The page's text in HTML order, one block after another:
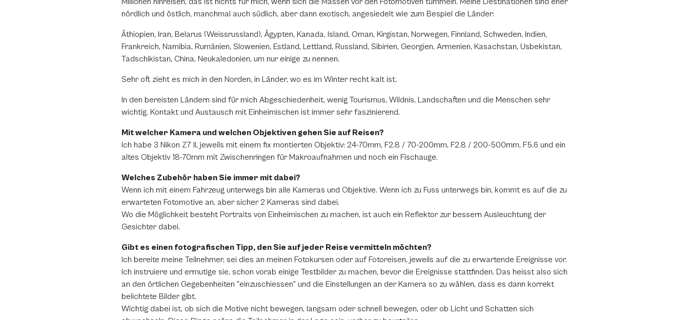
nördlich und östlich, manchmal auch südlich, aber dann exotisch, angesiedelt wie zum Bespiel die Länder:
Äthiopien, Iran, Belarus (Weissrussland), Ägypten, Kanada, Island, Oman, Kirgistan, Norwegen, Finnland, Schweden, Indien,
Frankreich, Namibia, Rumänien, Slowenien, Estland, Lettland, Russland, Sibirien, Georgien, Armenien, Kasachstan, Usbekistan,
Tadschikistan, China, Neukaledonien, um nur einige zu nennen.
Sehr oft zieht es mich in den Norden, in Länder, wo es im Winter recht kalt ist.
In den bereisten Ländern sind für mich Abgeschiedenheit, wenig Tourismus, Wildnis, Landschaften und die Menschen sehr
wichtig. Kontakt und Austausch mit Einheimischen ist immer sehr faszinierend.
Mit welcher Kamera und welchen Objektiven gehen Sie auf Reisen?
Ich habe 3 Nikon Z7 II, jeweils mit einem fix montierten Objektiv: 24-70mm, F2.8 / 70-200mm, F2.8 / 200-500mm, F5.6 und ein
altes Objektiv 18-70mm mit Zwischenringen für Makroaufnahmen und noch ein Fischauge.
Welches Zubehör haben Sie immer mit dabei?
Wenn ich mit einem Fahrzeug unterwegs bin alle Kameras und Objektive. Wenn ich zu Fuss unterwegs bin, kommt es auf die zu
erwarteten Fotomotive an, aber sicher 2 Kameras sind dabei.
Wo die Möglichkeit besteht Portraits von Einheimischen zu machen, ist auch ein Reflektor zur bessern Ausleuchtung der
Gesichter dabei.
Gibt es einen fotografischen Tipp, den Sie auf jeder Reise vermitteln möchten?
Ich bereite meine Teilnehmer, sei dies an meinen Fotokursen oder auf Fotoreisen, jeweils auf die zu erwartende Ereignisse vor.
Ich instruiere und ermutige sie, schon vorab einige Testbilder zu machen, bevor die Ereignisse stattfinden. Das heisst also sich
an den örtlichen Gegebenheiten "einzuschiessen" und die Einstellungen an der Kamera so zu wählen, dass es dann korrekt
belichtete Bilder gibt.
Wichtig dabei ist, ob sich die Motive nicht bewegen, langsam oder schnell bewegen, oder ob Licht und Schatten sich